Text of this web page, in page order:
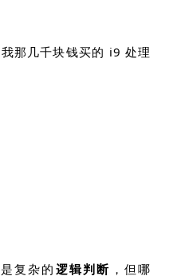
那几千块钱买的 i9 处理
复杂的 逻辑判断 ，但哪